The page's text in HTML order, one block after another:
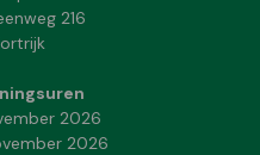
216
2026
2026